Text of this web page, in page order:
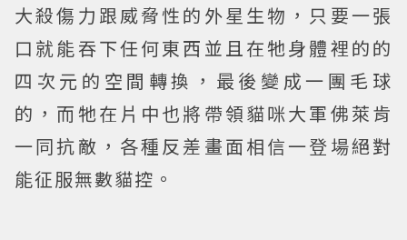
大殺傷力跟威脅性的外星生物，只要一張
口就能吞下任何東西並且在牠身體裡的的
四次元的空間轉換，最後變成一團毛球
的，而牠在片中也將帶領貓咪大軍佛萊肯
一同抗敵，各種反差畫面相信一登場絕對
能征服無數貓控。